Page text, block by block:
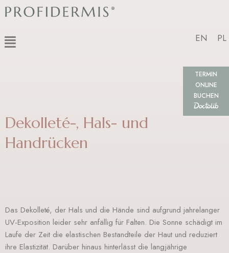
Zum
Inhalt
Menü EN PL
TERMIN
ONLINE
BUCHEN
Dekolleté-, Hals- und
Handrücken
Das Dekolleté, der Hals und die Hände sind aufgrund jahrelanger
UV-Exposition leider sehr anfällig für Falten. Die Sonne schädigt im
Laufe der Zeit die elastischen Bestandteile der Haut und reduziert
ihre Elastizität. Darüber hinaus hinterlässt die langjährige